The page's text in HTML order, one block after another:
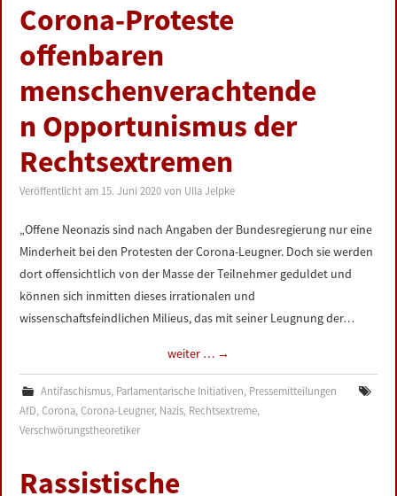
Corona-Proteste
offenbaren
menschenverachtende
n Opportunismus der
Rechtsextremen
Veröffentlicht am 15. Juni 2020 von Ulla Jelpke
„Offene Neonazis sind nach Angaben der Bundesregierung nur eine
Minderheit bei den Protesten der Corona-Leugner. Doch sie werden
dort offensichtlich von der Masse der Teilnehmer geduldet und
können sich inmitten dieses irrationalen und
wissenschaftsfeindlichen Milieus, das mit seiner Leugnung der…
weiter … →
Antifaschismus, Parlamentarische Initiativen, Pressemitteilungen
AfD,Corona,Corona-Leugner, Nazis, Rechtsextreme,
Verschwörungstheoretiker
Rassistische